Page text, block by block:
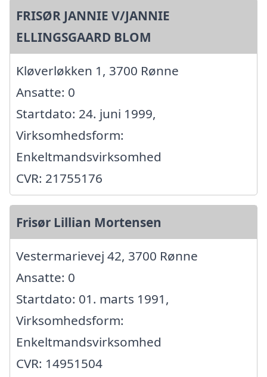
FRISØR JANNIE V/JANNIE
ELLINGSGAARD BLOM
Kløverløkken 1, 3700 Rønne
Ansatte: 0
Startdato: 24. juni 1999,
Virksomhedsform:
Enkeltmandsvirksomhed
CVR: 21755176
Frisør Lillian Mortensen
Vestermarievej 42, 3700 Rønne
Ansatte: 0
Startdato: 01. marts 1991,
Virksomhedsform:
Enkeltmandsvirksomhed
CVR: 14951504